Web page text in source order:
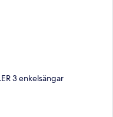
3 enkelsängar